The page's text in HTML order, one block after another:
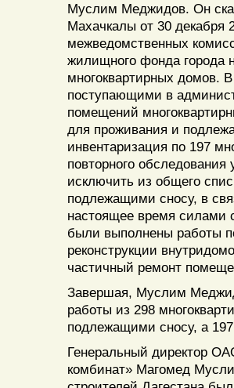
Муслим Меджидов. Он
Махачкалы от 30 декабря
межведомственных
жилищного фонда города
многоквартирных домов.
поступающими в
помещений
для проживания и
инвентаризация по 197
повторного
исключить из общего
подлежащими сносу, в
настоящее время силами
были выполнены работы
реконструкции
частичный ремонт
Завершая, Муслим
работы из 298
подлежащими сносу, а
Генеральный директор
комбинат» Магомед